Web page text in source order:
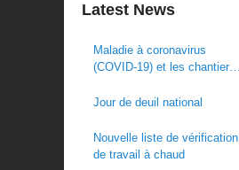
Latest News
Maladie à coronavirus
(COVID-19) et les chantiers
Jour de deuil national
Nouvelle liste de vérification
de travail à chaud